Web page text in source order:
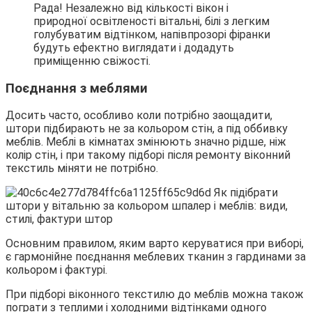
Рада! Незалежно від кількості вікон і
природної освітленості вітальні, білі з легким
голубуватим відтінком, напівпрозорі фіранки
будуть ефектно виглядати і додадуть
приміщенню свіжості.
Поєднання з меблями
Досить часто, особливо коли потрібно заощадити,
штори підбирають не за кольором стін, а під оббивку
меблів. Меблі в кімнатах змінюють значно рідше, ніж
колір стін, і при такому підборі після ремонту віконний
текстиль міняти не потрібно.
Основним правилом, яким варто керуватися при виборі,
є гармонійне поєднання меблевих тканин з гардинами за
кольором і фактурі.
При підборі віконного текстилю до меблів можна також
пограти з теплими і холодними відтінками одного